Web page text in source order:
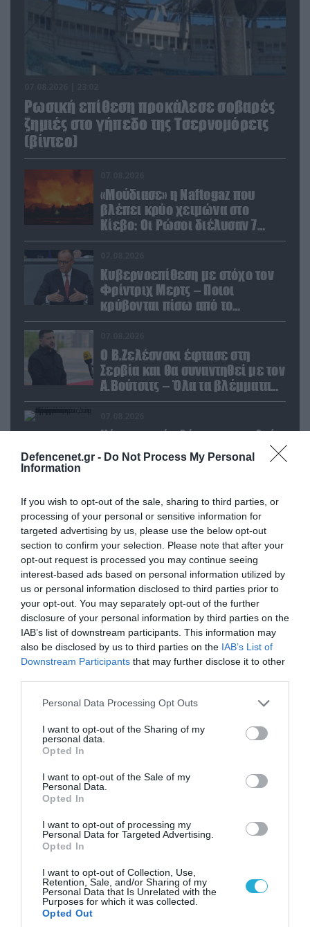
Defencenet.gr - Do Not Process My Personal
Information
If you wish to opt-out of the sale, sharing to third parties, or
processing of your personal or sensitive information for
targeted advertising by us, please use the below opt-out
section to confirm your selection. Please note that after your
opt-out request is processed you may continue seeing
interest-based ads based on personal information utilized by
us or personal information disclosed to third parties prior to
your opt-out. You may separately opt-out of the further
disclosure of your personal information by third parties on the
IAB’s list of downstream participants. This information may
also be disclosed by us to third parties on the IAB’s List of
Downstream Participants that may further disclose it to other
Please note that this website/app uses one or more Google
not limited to your visit or usage behaviour. You may click to
grant or deny consent to Google and its third-party tags to
use your data for below specified purposes in below Google
consent section.
Personal Data Processing Opt Outs
I want to opt-out of the Sharing of my
personal data.
Opted In
I want to opt-out of the Sale of my
Personal Data.
Opted In
I want to opt-out of processing my
Personal Data for Targeted Advertising.
Opted In
I want to opt-out of Collection, Use,
Retention, Sale, and/or Sharing of my
Personal Data that Is Unrelated with the
Purposes for which it was collected.
Opted Out
Ρωσική επίθεση προκάλεσε σοβαρές
ζημιές στο γήπεδο της Τσερνομόρετς
(βίντεο)
«Μούδιασε» η Naftogaz που
βλέπει κρύο χειμώνα στο
Κίεβο: Οι Ρώσοι διέλυσαν 7
εγκαταστάσεις του ουκρανικού
Κυβερνοεπίθεση με στόχο τον
Φρίντριχ Μερτς – Ποιοι
κρύβονται πίσω από το
παραποιημένο βίντεο
Ο Β.Ζελέσνσκι έφτασε στη
Σερβία και θα συναντηθεί με τον
Α.Βούτσιτς – Όλα τα βλέμματα
στις σχέσεις με τη Ρωσία
Νέα ρωσικά πλήγματα σε πλοία
και λιμενικές εγκαταστάσεις
της Ουκρανίας – Δύο νεκροί στην
POPULAR 24H
07.08.2026 | 01:02
Ελέγχεται αμοντάριστο βίντεο της σύγκρουσης
των ελικοπτέρων στην Ψάθα – Σενάριο για
τρίτο ελικόπτερο